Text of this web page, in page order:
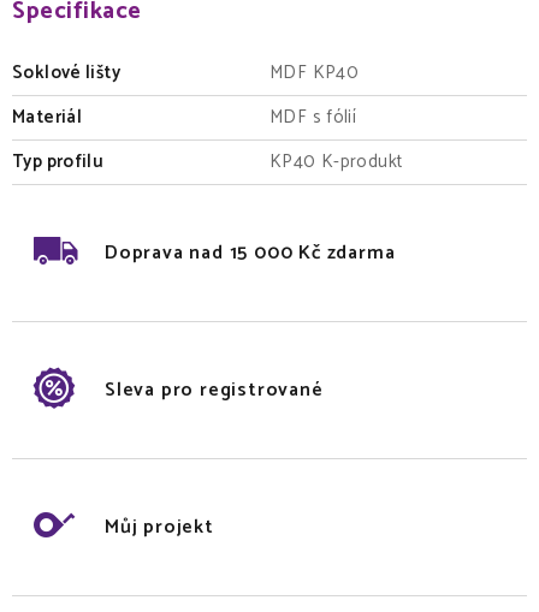
Specifikace
Soklové lišty
MDF KP40
Materiál
MDF s fólií
Typ profilu
KP40 K-produkt
Doprava nad 15 000 Kč zdarma
Sleva pro registrované
Můj projekt